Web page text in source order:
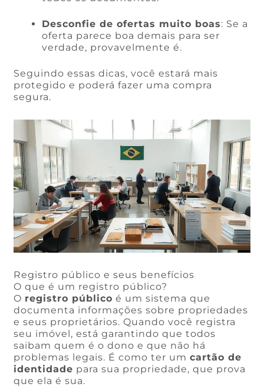
Desconfie de ofertas muito boas: Se a
oferta parece boa demais para ser
verdade, provavelmente é.
Seguindo essas dicas, você estará mais
protegido e poderá fazer uma compra
segura.
Registro público e seus benefícios
O que é um registro público?
O registro público é um sistema que
documenta informações sobre propriedades
e seus proprietários. Quando você registra
seu imóvel, está garantindo que todos
saibam quem é o dono e que não há
problemas legais. É como ter umcartão de
identidade para sua propriedade, que prova
que ela é sua.